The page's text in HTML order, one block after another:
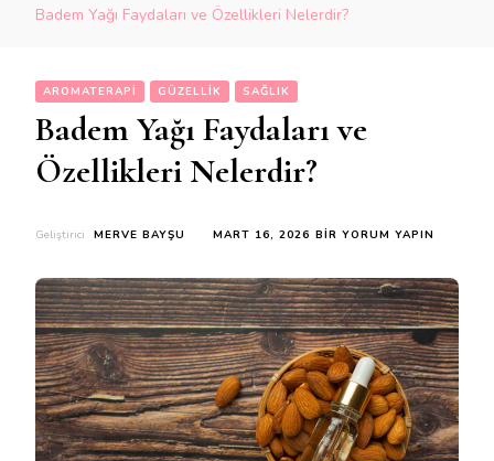
Badem Yağı Faydaları ve Özellikleri Nelerdir?
AROMATERAPI GÜZELLIK SAĞLIK
Badem Yağı Faydaları ve
Özellikleri Nelerdir?
Geliştirici MERVE BAYŞU MART 16, 2026 BADEM
VE
ÖZELLIKLERI
NELERDIR?
IÇIN
BIR YORUM YAPIN